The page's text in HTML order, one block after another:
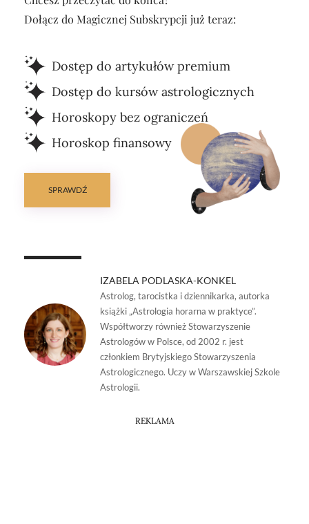
Dołącz do Magicznej Subskrypcji już teraz:
Dostęp do artykułów premium
Dostęp do kursów astrologicznych
Horoskopy bez ograniczeń
Horoskop finansowy
SPRAWDŹ
IZABELA PODLASKA-KONKEL
Astrolog, tarocistka i dziennikarka, autorka
książki „Astrologia horarna w praktyce”.
Współtworzy również Stowarzyszenie
Astrologów w Polsce, od 2002 r. jest
członkiem Brytyjskiego Stowarzyszenia
Astrologicznego. Uczy w Warszawskiej Szkole
Astrologii.
REKLAMA